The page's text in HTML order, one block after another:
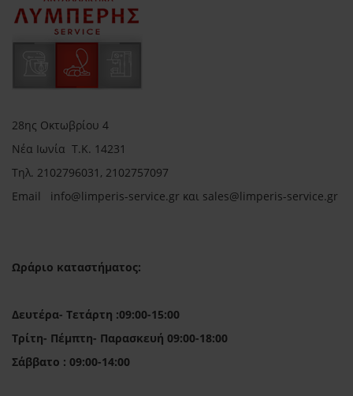
28ης Οκτωβρίου 4
Νέα Ιωνία Τ.Κ. 14231
Τηλ. 2102796031, 2102757097
Email info@limperis-service.gr και sales@limperis-service.gr
Ωράριο καταστήματος:
Δευτέρα- Τετάρτη :09:00-15:00
Τρίτη- Πέμπτη- Παρασκευή 09:00-18:00
Σάββατο : 09:00-14:00